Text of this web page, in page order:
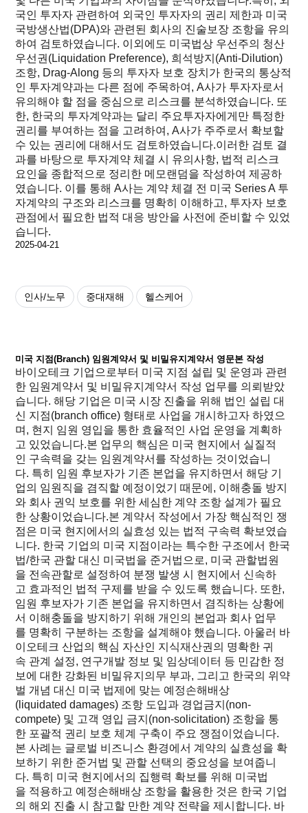
국인 투자자 관련하여 외국인 투자자의 권리 제한과 미국
국방생산법(DPA)와 관련된 회사의 진술보장 조항을 유의
하여 검토하였습니다. 이외에도 미국법상 우선주의 청산
우선권(Liquidation Preference), 희석방지(Anti-Dilution)
조항, Drag-Along 등의 투자자 보호 장치가 한국의 통상적
인 투자계약과는 다른 점에 주목하여, A사가 투자자로서
유의해야 할 점을 중심으로 리스크를 분석하였습니다. 또
한, 한국의 투자계약과는 달리 주요투자자에게만 특정한
권리를 부여하는 점을 고려하여, A사가 주주로서 확보할
수 있는 권리에 대해서도 검토하였습니다.이러한 검토 결
과를 바탕으로 투자계약 체결 시 유의사항, 법적 리스크
요인을 종합적으로 정리한 메모랜덤을 작성하여 제공하
였습니다. 이를 통해 A사는 계약 체결 전 미국 Series A 투
자계약의 구조와 리스크를 명확히 이해하고, 투자자 보호
관점에서 필요한 법적 대응 방안을 사전에 준비할 수 있었
습니다.
2025-04-21
인사/노무 중대재해 헬스케어
미국 지점(Branch) 임원계약서 및 비밀유지계약서 영문본 작성
바이오테크 기업으로부터 미국 지점 설립 및 운영과 관련
한 임원계약서 및 비밀유지계약서 작성 업무를 의뢰받았
습니다. 해당 기업은 미국 시장 진출을 위해 법인 설립 대
신 지점(branch office) 형태로 사업을 개시하고자 하였으
며, 현지 임원 영입을 통한 효율적인 사업 운영을 계획하
고 있었습니다.본 업무의 핵심은 미국 현지에서 실질적
인 구속력을 갖는 임원계약서를 작성하는 것이었습니
다. 특히 임원 후보자가 기존 본업을 유지하면서 해당 기
업의 임원직을 겸직할 예정이었기 때문에, 이해충돌 방지
와 회사 권익 보호를 위한 세심한 계약 조항 설계가 필요
한 상황이었습니다.본 계약서 작성에서 가장 핵심적인 쟁
점은 미국 현지에서의 실효성 있는 법적 구속력 확보였습
니다. 한국 기업의 미국 지점이라는 특수한 구조에서 한국
법/한국 관할 대신 미국법을 준거법으로, 미국 관할법원
을 전속관할로 설정하여 분쟁 발생 시 현지에서 신속하
고 효과적인 법적 구제를 받을 수 있도록 했습니다. 또한,
임원 후보자가 기존 본업을 유지하면서 겸직하는 상황에
서 이해충돌을 방지하기 위해 개인의 본업과 회사 업무
를 명확히 구분하는 조항을 설계해야 했습니다. 아울러 바
이오테크 산업의 핵심 자산인 지식재산권의 명확한 귀
속 관계 설정, 연구개발 정보 및 임상데이터 등 민감한 정
보에 대한 강화된 비밀유지의무 부과, 그리고 한국의 위약
벌 개념 대신 미국 법제에 맞는 예정손해배상
(liquidated damages) 조항 도입과 경업금지(non-
compete) 및 고객 영입 금지(non-solicitation) 조항을 통
한 포괄적 권리 보호 체계 구축이 주요 쟁점이었습니다.
본 사례는 글로벌 비즈니스 환경에서 계약의 실효성을 확
보하기 위한 준거법 및 관할 선택의 중요성을 보여줍니
다. 특히 미국 현지에서의 집행력 확보를 위해 미국법
을 적용하고 예정손해배상 조항을 활용한 것은 한국 기업
의 해외 진출 시 참고할 만한 계약 전략을 제시합니다. 바